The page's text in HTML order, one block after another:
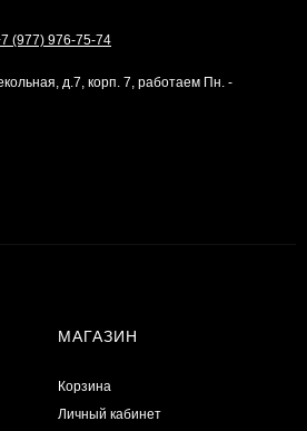
(977) 976-75-74
д.7, корп. 7, работаем Пн. -
МАГАЗИН
Корзина
Личный кабинет